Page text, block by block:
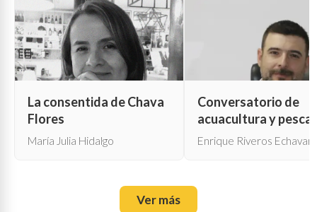
La consentida de Chava
Flores
María Julia Hidalgo
Conversatorio de
acuacultura y pesca
Enrique Riveros
Ver más